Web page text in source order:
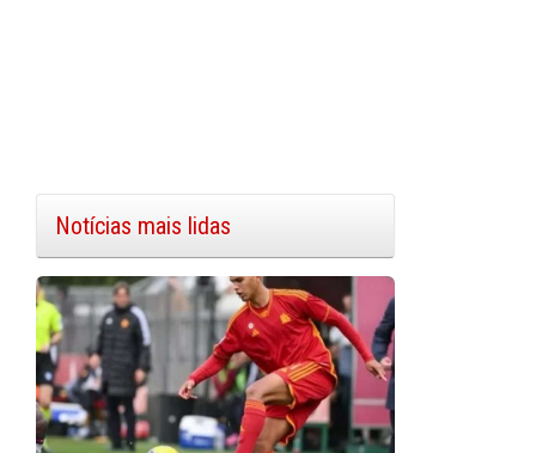
Notícias mais lidas